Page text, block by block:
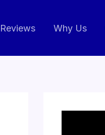
Reviews Why Us